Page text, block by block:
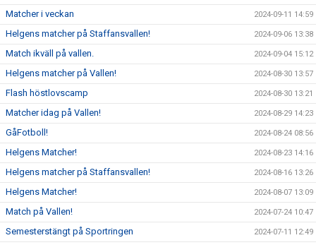
Matcher i veckan 2024-09-11 14:59
Helgens matcher på Staffansvallen! 2024-09-06 13:38
Match ikväll på vallen. 2024-09-04 15:12
Helgens matcher på Vallen! 2024-08-30 13:57
Flash höstlovscamp 2024-08-30 13:21
Matcher idag på Vallen! 2024-08-29 14:23
GåFotboll! 2024-08-24 08:56
Helgens Matcher! 2024-08-23 14:16
Helgens matcher på Staffansvallen! 2024-08-16 13:26
Helgens Matcher! 2024-08-07 13:09
Match på Vallen! 2024-07-24 10:47
Semesterstängt på Sportringen 2024-07-11 12:49